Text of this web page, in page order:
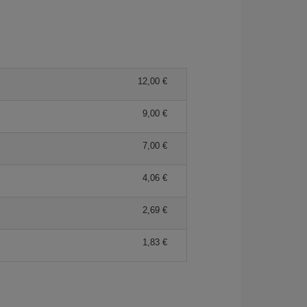
12,00 €
9,00 €
7,00 €
4,06 €
2,69 €
1,83 €